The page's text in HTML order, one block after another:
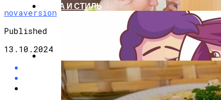
МОДА И СТИЛЬ
РЕЦЕПТЫ
novaversion
Published
13.10.2024